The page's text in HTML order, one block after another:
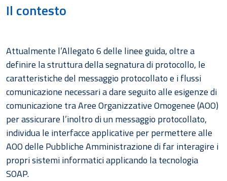
Il contesto
Attualmente l’Allegato 6 delle linee guida, oltre a
definire la struttura della segnatura di protocollo, le
caratteristiche del messaggio protocollato e i flussi
comunicazione necessari a dare seguito alle esigenze di
comunicazione tra Aree Organizzative Omogenee (AOO)
per assicurare l’inoltro di un messaggio protocollato,
individua le interfacce applicative per permettere alle
AOO delle Pubbliche Amministrazione di far interagire i
propri sistemi informatici applicando la tecnologia
SOAP.